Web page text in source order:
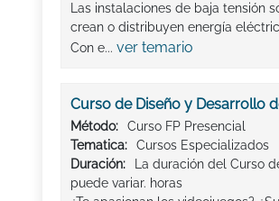
Las instalaciones de baja tensión
crean o distribuyen energía
Con e... ver temario
Curso de Diseño y Desarrollo
Método:
Curso FP Presencial
Tematica:
Cursos Especializados
Duración:
La duración del Curso
puede variar. horas